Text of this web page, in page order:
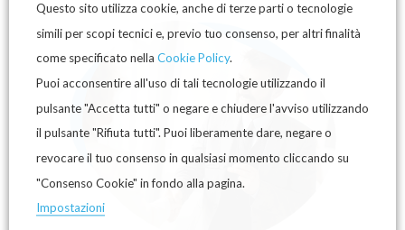
Questo sito utilizza cookie, anche di terze parti o tecnologie
simili per scopi tecnici e, previo tuo consenso, per altri finalità
come specificato nella Cookie Policy.
Puoi acconsentire all'uso di tali tecnologie utilizzando il
pulsante "Accetta tutti" o negare e chiudere l'avviso utilizzando
il pulsante "Rifiuta tutti". Puoi liberamente dare, negare o
revocare il tuo consenso in qualsiasi momento cliccando su
"Consenso Cookie" in fondo alla pagina.
Impostazioni